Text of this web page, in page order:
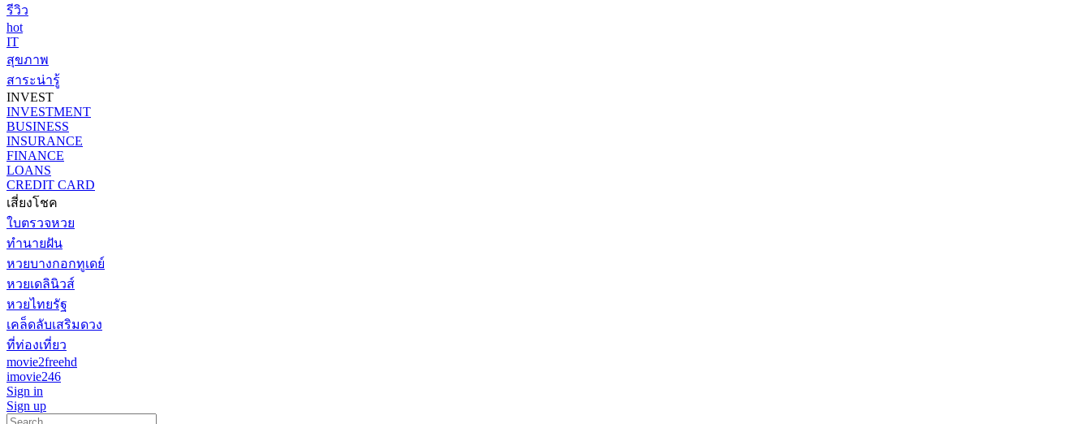
รีวิว
hot
IT
สุขภาพ
สาระน่ารู้
INVEST
INVESTMENT
BUSINESS
INSURANCE
FINANCE
LOANS
CREDIT CARD
เสี่ยงโชค
ใบตรวจหวย
ทำนายฝัน
หวยบางกอกทูเดย์
หวยเดลินิวส์
หวยไทยรัฐ
เคล็ดลับเสริมดวง
ที่ท่องเที่ยว
movie2freehd
imovie246
Sign in
Sign up